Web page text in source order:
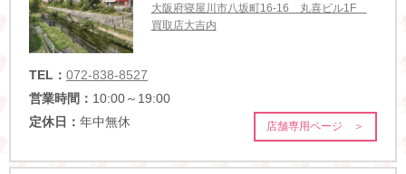
大阪府寝屋川市八坂町16-16 丸喜ビル1F
買取店大吉内
TEL： 072-838-8527
営業時間： 10:00～19:00
定休日： 年中無休 店舗専用ページ ＞